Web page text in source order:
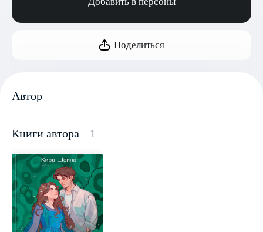
Поделиться
Автор
Книги автора 1